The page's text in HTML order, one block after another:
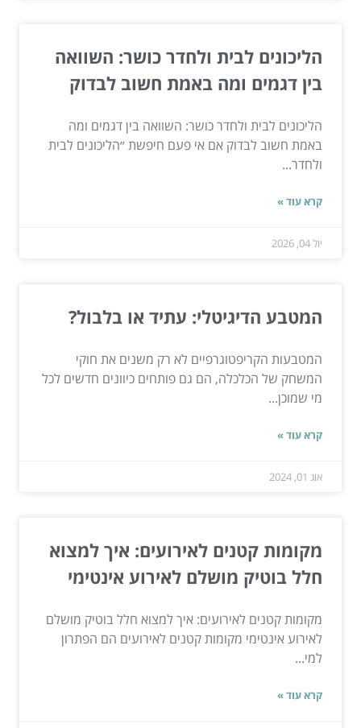
הליכונים לבית ולחדר כושר: השוואה
בין דגמים ומה באמת חשוב לבדוק
הליכונים לבית ולחדר כושר: השוואה בין דגמים ומה
באמת חשוב לבדוק אם אי פעם חיפשת ״הליכונים לבית
ולחדר...
קרא עוד »
יול 04, 2026
המטבע הדיגיטלי: עתיד או בלבול?
המטבעות הקריפטוגרפיים לא רק משנים את חוקי
המשחק של הכלכלה, הם גם פותחים כיוונים חדשים לכל
מי שמוכן...
קרא עוד »
אוג 01, 2024
מקומות קטנים לאירועים: איך למצוא
חלל בוטיק מושלם לאירוע אינטימי
מקומות קטנים לאירועים: איך למצוא חלל בוטיק מושלם
לאירוע אינטימי מקומות קטנים לאירועים הם הפתרון
למי...
קרא עוד »